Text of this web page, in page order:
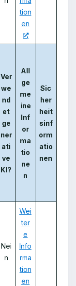
tion
en
Ver
we
nd
et
ge
ner
ati
ve
KI?
All
ge
me
ine
Inf
or
ma
tio
ne
n
Sic
her
heit
sinf
orm
atio
nen
Nei
n
Wei
ter
e
Info
rma
tion
en